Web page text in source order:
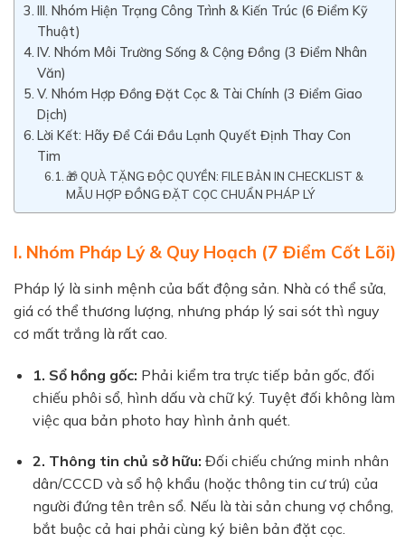
III. Nhóm Hiện Trạng Công Trình & Kiến Trúc (6 Điểm Kỹ
Thuật)
IV. Nhóm Môi Trường Sống & Cộng Đồng (3 Điểm Nhân
Văn)
V. Nhóm Hợp Đồng Đặt Cọc & Tài Chính (3 Điểm Giao
Dịch)
Lời Kết: Hãy Để Cái Đầu Lạnh Quyết Định Thay Con
Tim
🎁 QUÀ TẶNG ĐỘC QUYỀN: FILE BẢN IN CHECKLIST &
MẪU HỢP ĐỒNG ĐẶT CỌC CHUẨN PHÁP LÝ
I. Nhóm Pháp Lý & Quy Hoạch (7 Điểm Cốt Lõi)
Pháp lý là sinh mệnh của bất động sản. Nhà có thể sửa,
giá có thể thương lượng, nhưng pháp lý sai sót thì nguy
cơ mất trắng là rất cao.
1. Sổ hồng gốc: Phải kiểm tra trực tiếp bản gốc, đối
chiếu phôi sổ, hình dấu và chữ ký. Tuyệt đối không làm
việc qua bản photo hay hình ảnh quét.
2. Thông tin chủ sở hữu: Đối chiếu chứng minh nhân
dân/CCCD và sổ hộ khẩu (hoặc thông tin cư trú) của
người đứng tên trên sổ. Nếu là tài sản chung vợ chồng,
bắt buộc cả hai phải cùng ký biên bản đặt cọc.